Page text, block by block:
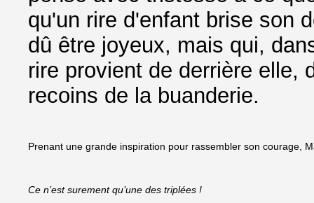
qu'un rire d'enfant brise son
dû être joyeux, mais qui,
rire provient de derrière elle,
recoins de la buanderie.
Prenant une grande inspiration pour rassembler son courage,
Ce n’est surement qu’une des triplées !